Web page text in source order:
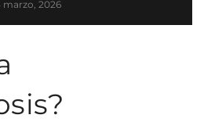
marzo, 2026